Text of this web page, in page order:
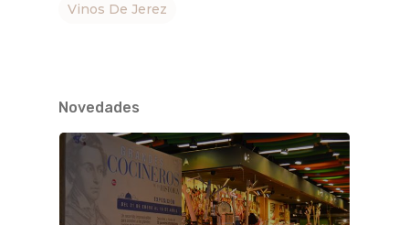
Vinos De Jerez
Novedades